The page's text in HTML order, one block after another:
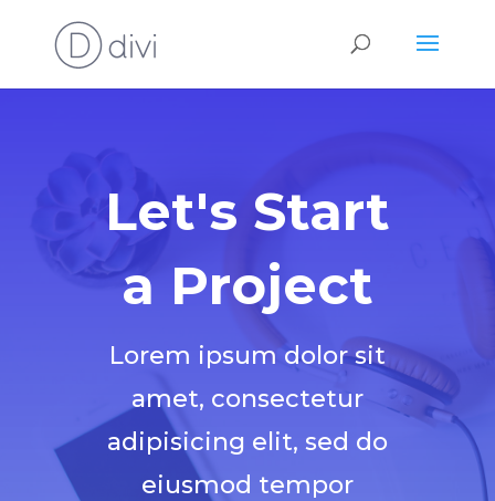
Let's Start
a Project
Lorem ipsum dolor sit
amet, consectetur
adipisicing elit, sed do
eiusmod tempor